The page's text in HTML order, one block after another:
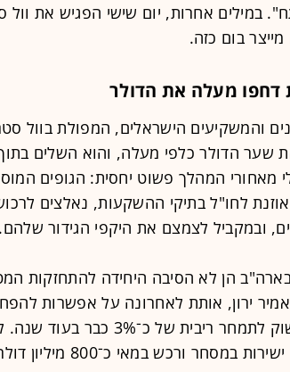
במילים אחרות, יום שישי הפגיש את וול
בום כזה.
דחפו מעלה את הדולר
והמשקיעים הישראלים, המפולת בוול
מאחורי המהלך פשוט יחסית: הגופים
לחו"ל בתיקי ההשקעות, נאלצים
ובמקביל לצמצם את היקפי הגידור שלהם.
בארה"ב הן לא הסיבה היחידה להתחזקות
ירון, אותת לאחרונה על אפשרות
שהוביל את השוק לתמחר ריבית
ישראל התערב ישירות